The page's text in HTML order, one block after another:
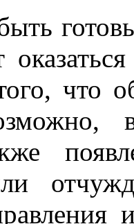
что